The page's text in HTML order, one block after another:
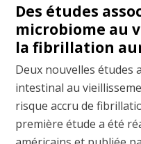
Des études
microbiome au
la fibrillation
Deux nouvelles études
intestinal au
risque accru de
première étude a été